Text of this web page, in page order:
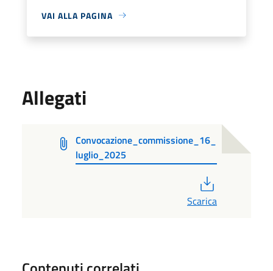
VAI ALLA PAGINA
Allegati
Convocazione_commissione_16_
luglio_2025
Scarica